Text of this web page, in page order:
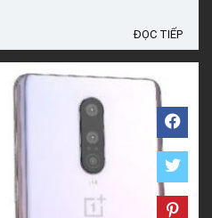
cấu hình khủng. Còn khá ...
ĐỌC TIẾP